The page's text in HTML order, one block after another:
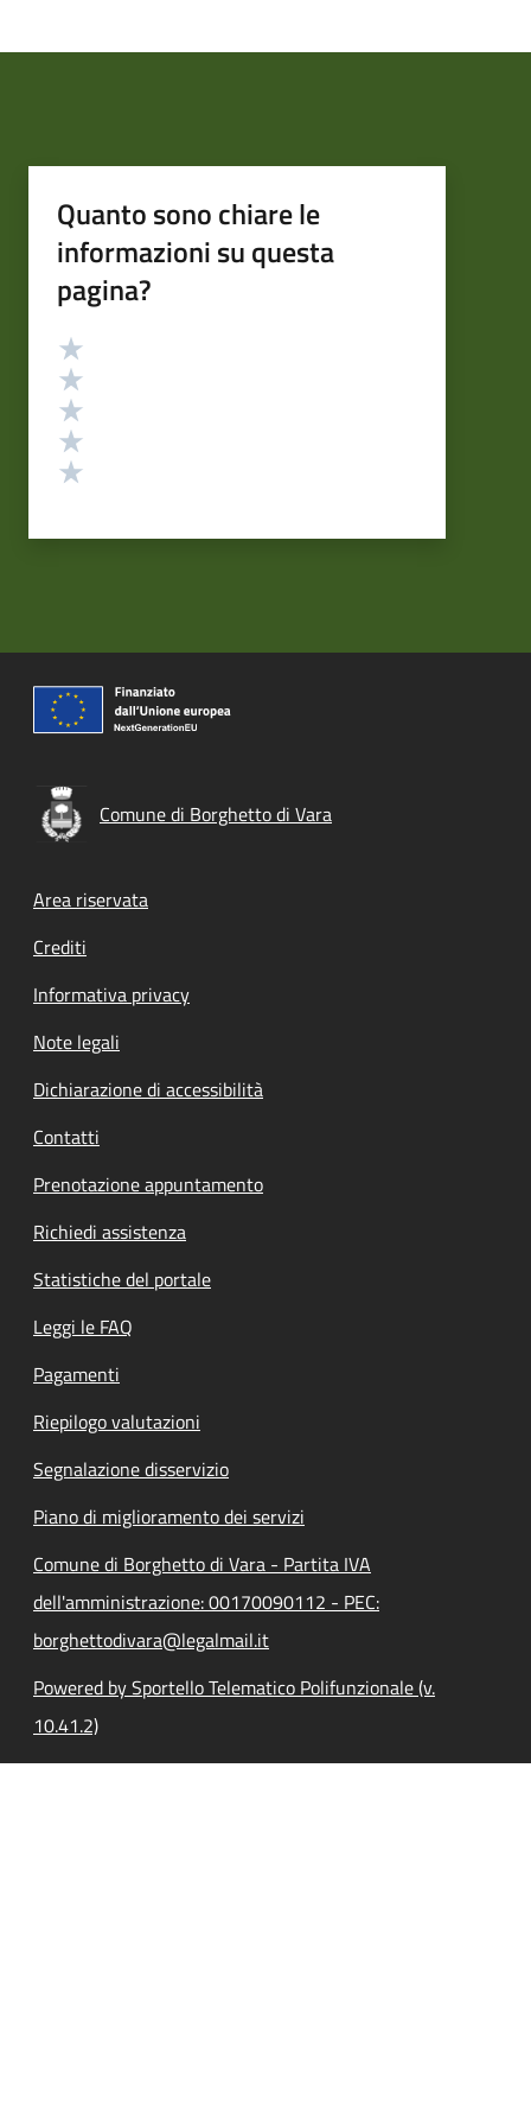
Quanto sono chiare le
informazioni su questa
pagina?
Valutazione
Comune di Borghetto di Vara
Footer menu
Area riservata
Crediti
Informativa privacy
Note legali
Dichiarazione di accessibilità
Contatti
Prenotazione appuntamento
Richiedi assistenza
Statistiche del portale
Leggi le FAQ
Pagamenti
Riepilogo valutazioni
Segnalazione disservizio
Piano di miglioramento dei servizi
Comune di Borghetto di Vara - Partita IVA
dell'amministrazione: 00170090112 - PEC:
borghettodivara@legalmail.it
Powered by Sportello Telematico Polifunzionale (v.
10.41.2)